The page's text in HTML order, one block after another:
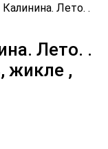
Лето. .
Лето. .
жикле ,